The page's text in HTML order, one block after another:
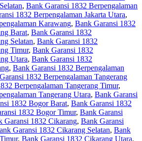
, Bank Garansi 1832 Berpengalaman
1832 Berpengalaman Jakarta Utara,
Karawang, Bank Garansi 1832
Barat, Bank Garansi 1832
Selatan, Bank Garansi 1832
Timur, Bank Garansi 1832
Utara, Bank Garansi 1832
, Bank Garansi 1832 Berpengalaman
1832 Berpengalaman Tangerang
Berpengalaman Tangerang Timur,
Tangerang Utara, Bank Garansi
1832 Bogor Barat, Bank Garansi 1832
1832 Bogor Timur, Bank Garansi
Garansi 1832 Cikarang, Bank Garansi
Garansi 1832 Cikarang Selatan, Bank
, Bank Garansi 1832 Cikarang Utara,